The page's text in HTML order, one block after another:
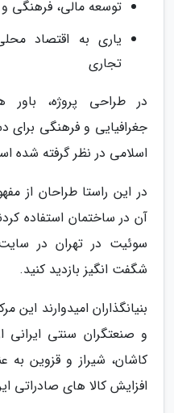
توسعه مالی، فرهنگی
یاری به اقتصاد
تجاری
در طراحی پروژه، باور
جغرافیایی و فرهنگی برای
اسلامی در نظر گرفته شده
در این راستا طراحان از
آن در ساختمان استفاده
سوئیت در تهران در
شگفت انگیز بازدید کنید.
بنیانگذاران امیدوارند این
و صنعتگران سنتی ایرانی
کاشان، شیراز و قزوین به
افزایش کالا های صادراتی